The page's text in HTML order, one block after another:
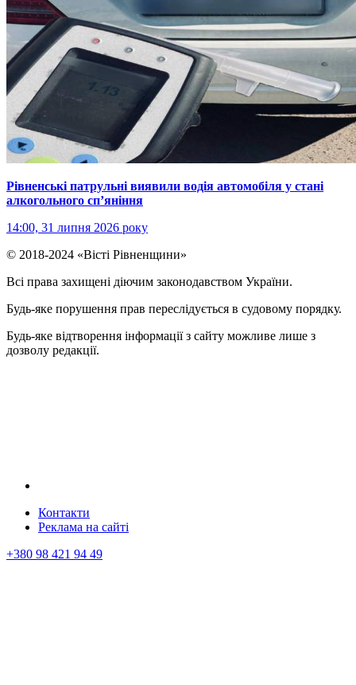
Рівненські патрульні виявили водія автомобіля у стані
алкогольного сп’яніння
14:00, 31 липня 2026 року
© 2018-2024 «Вісті Рівненщини»
Всі права захищені діючим законодавством України.
Будь-яке порушення прав переслідується в судовому порядку.
Будь-яке відтворення інформації з сайту можливе лише з
дозволу редакції.
Контакти
Реклама на сайтi
+380 98 421 94 49